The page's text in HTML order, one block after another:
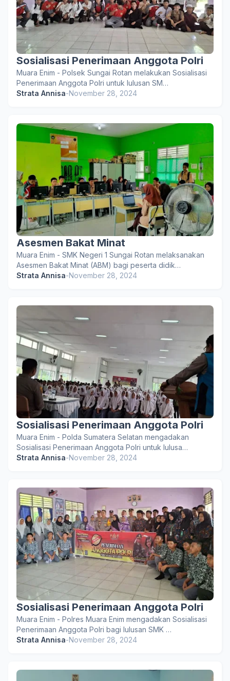
Sosialisasi Penerimaan Anggota Polri
Muara Enim - Polsek Sungai Rotan melakukan Sosialisasi
Penerimaan Anggota Polri untuk lulusan SM…
Strata Annisa-November 28, 2024
Asesmen Bakat Minat
Muara Enim - SMK Negeri 1 Sungai Rotan melaksanakan
Asesmen Bakat Minat (ABM) bagi peserta didik…
Strata Annisa-November 28, 2024
Sosialisasi Penerimaan Anggota Polri
Muara Enim - Polda Sumatera Selatan mengadakan
Sosialisasi Penerimaan Anggota Polri untuk lulusa…
Strata Annisa-November 28, 2024
Sosialisasi Penerimaan Anggota Polri
Muara Enim - Polres Muara Enim mengadakan Sosialisasi
Penerimaan Anggota Polri bagi lulusan SMK …
Strata Annisa-November 28, 2024